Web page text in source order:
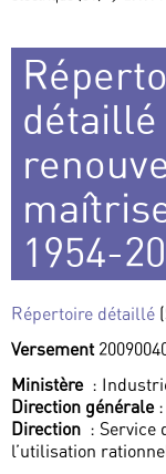
1954-
Répertoire détaillé
Versement
Ministère :
Direction générale:
Direction : Service
l’utilisation